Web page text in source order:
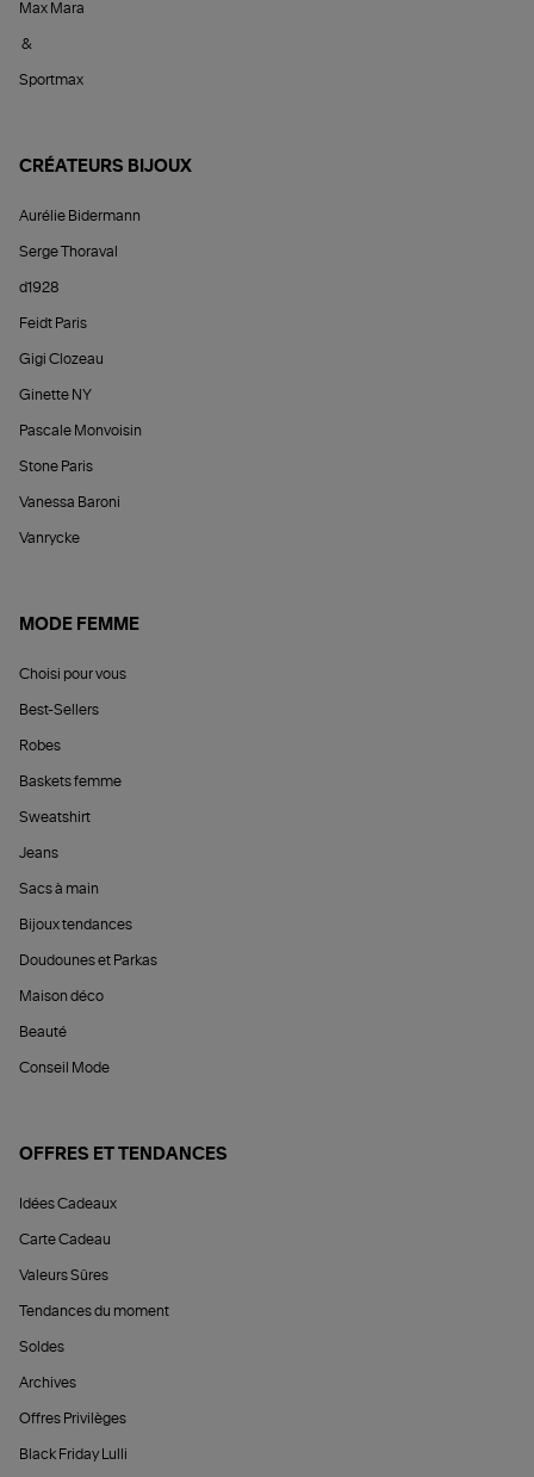
Max Mara
&
Sportmax
CRÉATEURS BIJOUX
Aurélie Bidermann
Serge Thoraval
d1928
Feidt Paris
Gigi Clozeau
Ginette NY
Pascale Monvoisin
Stone Paris
Vanessa Baroni
Vanrycke
MODE FEMME
Choisi pour vous
Best-Sellers
Robes
Baskets femme
Sweatshirt
Jeans
Sacs à main
Bijoux tendances
Doudounes et Parkas
Maison déco
Beauté
Conseil Mode
OFFRES ET TENDANCES
Idées Cadeaux
Carte Cadeau
Valeurs Sûres
Tendances du moment
Soldes
Archives
Offres Privilèges
Black Friday Lulli